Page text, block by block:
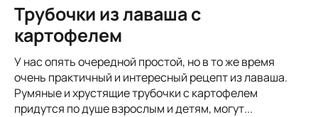
Трубочки из лаваша с
картофелем
У нас опять очередной простой, но в то же время
очень практичный и интересный рецепт из лаваша.
Румяные и хрустящие трубочки с картофелем
придутся по душе взрослым и детям, могут...